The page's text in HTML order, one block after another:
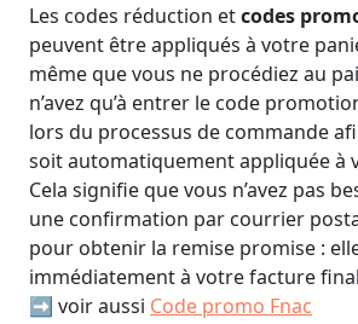
Les codes réduction etcodes
peuvent être appliqués à votre
même que vous ne procédiez au
n’avez qu’à entrer le code
lors du processus de commande
soit automatiquement appliquée à
Cela signifie que vous n’avez pas
une confirmation par courrier
pour obtenir la remise promise :
immédiatement à votre facture
➡️ voir aussi Code promo Fnac